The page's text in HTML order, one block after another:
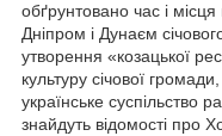
обґрунтовано час і
Дніпром і Дунаєм
утворення «козацької
культуру січової
українське суспільство
знайдуть відомості про